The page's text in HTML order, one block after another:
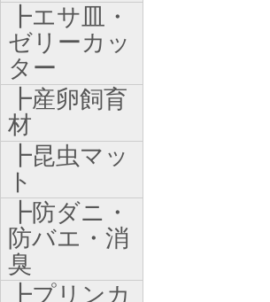
┣エサ皿・
ゼリーカッ
ター
┣産卵飼育
材
┣昆虫マッ
ト
┣防ダニ・
防バエ・消
臭
┣プリンカ